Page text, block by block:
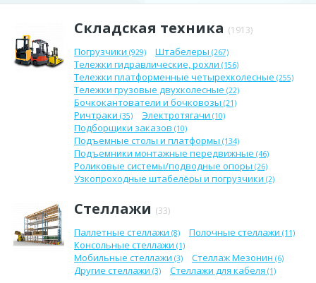
Складская техника (1913)
Погрузчики (929) Штабелеры (267)
Тележки гидравлические, рохли (156)
Тележки платформенные четырехколесные (255)
Тележки грузовые двухколесные (22)
Бочкокантователи и бочковозы (21)
Ричтраки (35) Электротягачи (10)
Подборщики заказов (10)
Подъемные столы и платформы (134)
Подъемники монтажные передвижные (46)
Роликовые системы/подводные опоры (26)
Узкопроходные штабелёры и погрузчики (2)
Стеллажи (33)
Паллетные стеллажи (8) Полочные стеллажи (11)
Консольные стеллажи (1)
Мобильные стеллажи (3) Стеллаж Мезонин (6)
Другие стеллажи (3) Стеллажи для кабеля (1)